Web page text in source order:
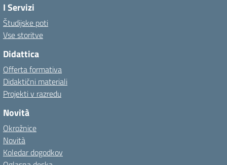
I Servizi
Študijske poti
Vse storitve
Didattica
Offerta formativa
Didaktični materiali
Projekti v razredu
Novità
Okrožnice
Novità
Koledar dogodkov